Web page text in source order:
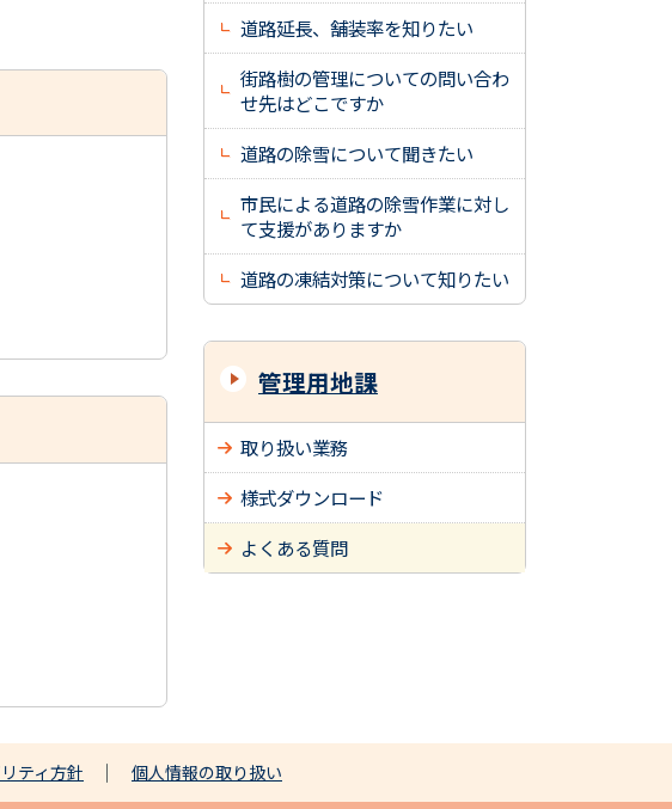
道路延長、舗装率を知りたい
街路樹の管理についての問い合わ
せ先はどこですか
道路の除雪について聞きたい
市民による道路の除雪作業に対し
て支援がありますか
道路の凍結対策について知りたい
管理用地課
取り扱い業務
様式ダウンロード
よくある質問
ティ方針 個人情報の取り扱い